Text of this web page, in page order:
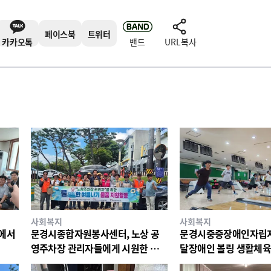
카카오톡
페이스북 트위터
밴드 URL복사
서
사회복지
문경시종합자원봉사센터, 노상 공
영주차장 관리자들에게 시원한 물품
지원
사회복지
문경시중증장애인자립
달장애인 볼링 생활체